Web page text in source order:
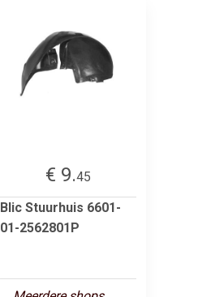
€ 9.45
Blic Stuurhuis 6601-
01-2562801P